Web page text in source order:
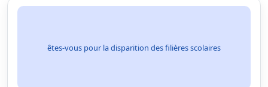
êtes-vous pour la disparition des filières scolaires